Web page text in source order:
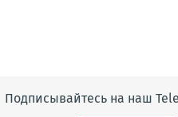
Подписывайтесь на наш